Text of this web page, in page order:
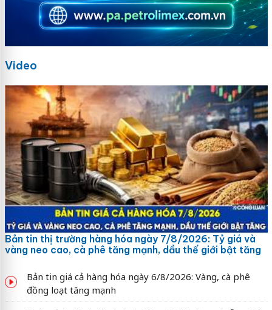
Video
Bản tin thị trường hàng hóa ngày 7/8/2026: Tỷ giá và
vàng neo cao, cà phê tăng mạnh, dầu thế giới bật tăng
Bản tin giá cả hàng hóa ngày 6/8/2026: Vàng, cà phê
đồng loạt tăng mạnh